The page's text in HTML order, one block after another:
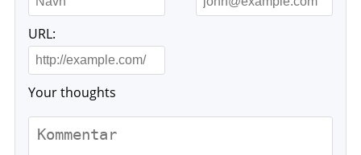
URL:
Your thoughts